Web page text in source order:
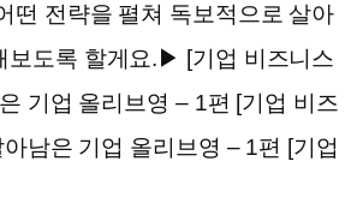
떤 전략을 펼쳐 독보적으로 살아
보도록 할게요.▶ [기업 비즈니스
기업 올리브영 – 1편 [기업 비즈
남은 기업 올리브영 – 1편 [기업